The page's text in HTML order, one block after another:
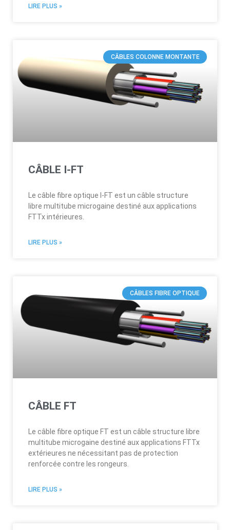
LIRE PLUS »
CÂBLES COLONNE MONTANTE
CÂBLE I-FT
Le câble fibre optique I-FT est un câble structure
libre multitube microgaine destiné aux applications
FTTx intérieures.
LIRE PLUS »
CÂBLES FIBRE OPTIQUE
CÂBLE FT
Le câble fibre optique FT est un câble structure libre
multitube microgaine destiné aux applications FTTx
extérieures ne nécessitant pas de protection
renforcée contre les rongeurs.
LIRE PLUS »